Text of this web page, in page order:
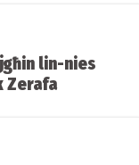
lin-nies
Zerafa